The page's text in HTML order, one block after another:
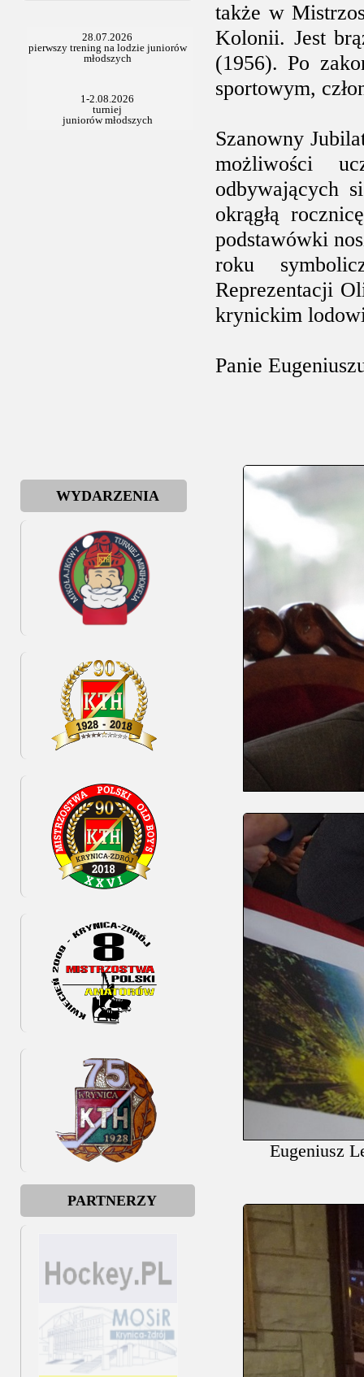
WYDARZENIA
PARTNERZY
także w
Kolonii. Jest
(1956). Po
sportowym,
Szanowny
możliwości
odbywających
okrągłą
podstawówki
roku
Reprezentacji
krynickim
Panie
Eugeniusz